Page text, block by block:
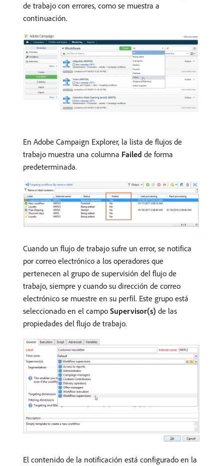
de trabajo con errores, como se muestra a
continuación.
En Adobe Campaign Explorer, la lista de flujos de
trabajo muestra una columna Failed de forma
predeterminada.
Cuando un flujo de trabajo sufre un error, se notifica
por correo electrónico a los operadores que
pertenecen al grupo de supervisión del flujo de
trabajo, siempre y cuando su dirección de correo
electrónico se muestre en su perfil. Este grupo está
seleccionado en el campo Supervisor(s) de las
propiedades del flujo de trabajo.
El contenido de la notificación está configurado en la